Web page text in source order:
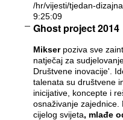
/hr/vijesti/tjedan-
9:25:09
Ghost project 2014
Mikserpoziva sve
natječaj za
Društvene inovacije'.
talenata su društvene
inicijative, koncepte i
osnaživanje zajednice.
cijelog svijeta, mlađe